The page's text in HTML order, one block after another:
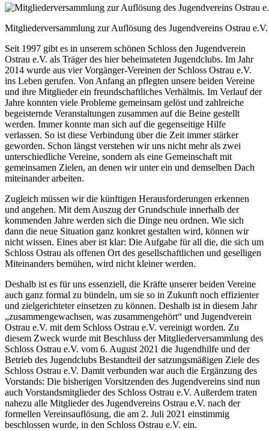
Mitgliederversammlung zur Auflösung des Jugendvereins Ostrau
Seit 1997 gibt es in unserem schönen Schloss den Jugendverein
Ostrau e.V. als Träger des hier beheimateten Jugendclubs. Im Jahr
2014 wurde aus vier Vorgänger-Vereinen der Schloss Ostrau e.V.
ins Leben gerufen. Von Anfang an pflegten unsere beiden Vereine
und ihre Mitglieder ein freundschaftliches Verhältnis. Im Verlauf der
Jahre konnten viele Probleme gemeinsam gelöst und zahlreiche
begeisternde Veranstaltungen zusammen auf die Beine gestellt
werden. Immer konnte man sich auf die gegenseitige Hilfe
verlassen. So ist diese Verbindung über die Zeit immer stärker
geworden. Schon längst verstehen wir uns nicht mehr als zwei
unterschiedliche Vereine, sondern als eine Gemeinschaft mit
gemeinsamen Zielen, an denen wir unter ein und demselben Dach
miteinander arbeiten.
Zugleich müssen wir die künftigen Herausforderungen erkennen
und angehen. Mit dem Auszug der Grundschule innerhalb der
kommenden Jahre werden sich die Dinge neu ordnen. Wie sich
dann die neue Situation ganz konkret gestalten wird, können wir
nicht wissen. Eines aber ist klar: Die Aufgabe für all die, die sich um
Schloss Ostrau als offenen Ort des gesellschaftlichen und geselligen
Miteinanders bemühen, wird nicht kleiner werden.
Deshalb ist es für uns essenziell, die Kräfte unserer beiden Vereine
auch ganz formal zu bündeln, um sie so in Zukunft noch effizienter
und zielgerichteter einsetzen zu können. Deshalb ist in diesem Jahr
„zusammengewachsen, was zusammengehört“ und Jugendverein
Ostrau e.V. mit dem Schloss Ostrau e.V. vereinigt worden. Zu
diesem Zweck wurde mit Beschluss der Mitgliederversammlung des
Schloss Ostrau e.V. vom 6. August 2021 die Jugendhilfe und der
Betrieb des Jugendclubs Bestandteil der satzungsmäßigen Ziele des
Schloss Ostrau e.V. Damit verbunden war auch die Ergänzung des
Vorstands: Die bisherigen Vorsitzenden des Jugendvereins sind nun
auch Vorstandsmitglieder des Schloss Ostrau e.V. Außerdem traten
nahezu alle Mitglieder des Jugendvereins Ostrau e.V. nach der
formellen Vereinsauflösung, die am 2. Juli 2021 einstimmig
beschlossen wurde, in den Schloss Ostrau e.V. ein.